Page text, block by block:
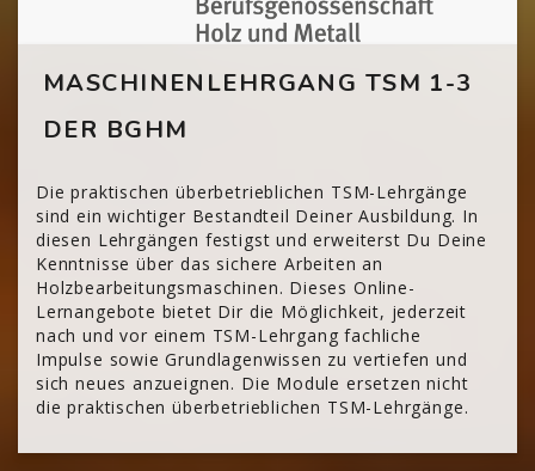
MASCHINENLEHRGANG TSM 1-3
DER BGHM
Die praktischen überbetrieblichen TSM-Lehrgänge
sind ein wichtiger Bestandteil Deiner Ausbildung. In
diesen Lehrgängen festigst und erweiterst Du Deine
Kenntnisse über das sichere Arbeiten an
Holzbearbeitungsmaschinen. Dieses Online-
Lernangebote bietet Dir die Möglichkeit, jederzeit
nach und vor einem TSM-Lehrgang fachliche
Impulse sowie Grundlagenwissen zu vertiefen und
sich neues anzueignen. Die Module ersetzen nicht
die praktischen überbetrieblichen TSM-Lehrgänge.